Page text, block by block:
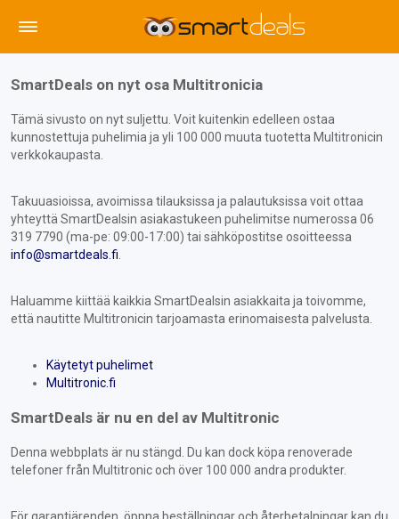
SmartDeals on nyt osa Multitronicia
Tämä sivusto on nyt suljettu. Voit kuitenkin edelleen ostaa
kunnostettuja puhelimia ja yli 100 000 muuta tuotetta Multitronicin
verkkokaupasta.
Takuuasioissa, avoimissa tilauksissa ja palautuksissa voit ottaa
yhteyttä SmartDealsin asiakastukeen puhelimitse numerossa 06
319 7790 (ma-pe: 09:00-17:00) tai sähköpostitse osoitteessa
info@smartdeals.fi
Haluamme kiittää kaikkia SmartDealsin asiakkaita ja toivomme,
että nautitte Multitronicin tarjoamasta erinomaisesta palvelusta.
Käytetyt puhelimet
Multitronic.fi
SmartDeals är nu en del av Multitronic
Denna webbplats är nu stängd. Du kan dock köpa renoverade
telefoner från Multitronic och över 100 000 andra produkter.